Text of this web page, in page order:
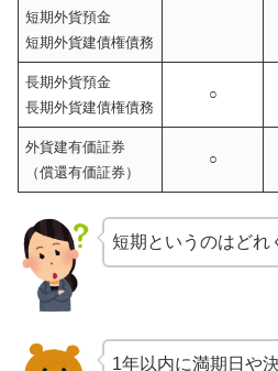
短期外貨預金
短期外貨建債権債務
長期外貨預金
長期外貨建債権債務
○
外貨建有価証券
（償還有価証券）
○
短期というのはどれ
1年以内に満期日や